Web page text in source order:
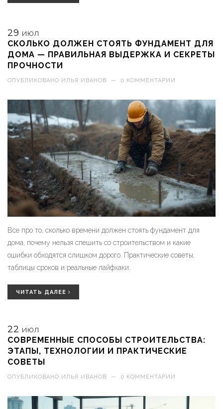
29 ИЮЛ
СКОЛЬКО ДОЛЖЕН СТОЯТЬ ФУНДАМЕНТ ДЛЯ
ДОМА — ПРАВИЛЬНАЯ ВЫДЕРЖКА И СЕКРЕТЫ
ПРОЧНОСТИ
ОПУБЛИКОВАНО ИЛЬЯ ИВАНОВ — 0 КОММЕНТАРИИ
Все про то, сколько времени должен стоять фундамент для
дома, почему нельзя спешить со строительством и какие
ошибки обходятся слишком дорого. Практические советы,
таблицы сроков и реальные лайфхаки.
ЧИТАТЬ ДАЛЕЕ
22 ИЮЛ
СОВРЕМЕННЫЕ СПОСОБЫ СТРОИТЕЛЬСТВА:
ЭТАПЫ, ТЕХНОЛОГИИ И ПРАКТИЧЕСКИЕ
СОВЕТЫ
ОПУБЛИКОВАНО ИЛЬЯ ИВАНОВ — 0 КОММЕНТАРИИ